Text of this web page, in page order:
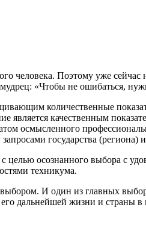
Поэтому уже сейчас
«Чтобы не ошибаться,
количественные
является качественным
осмысленного
запросами государства
осознанного выбора с
техникума.
выбором. И один из главных
дальнейшей жизни и страны в